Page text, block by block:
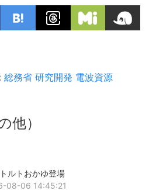
総務省 研究開発 電波資源
他）
ルトおかゆ登場
08-06 14:45:21